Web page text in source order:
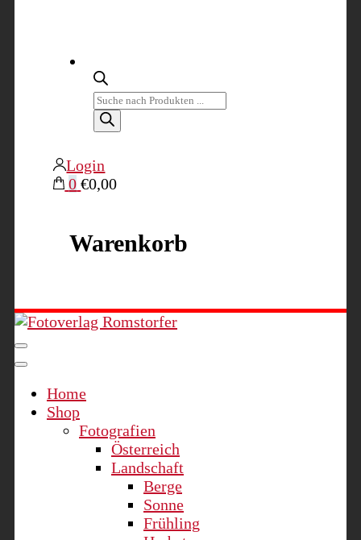
Products
search
Login
0 €0,00
Warenkorb
Home
Shop
Fotografien
Österreich
Landschaft
Berge
Sonne
Frühling